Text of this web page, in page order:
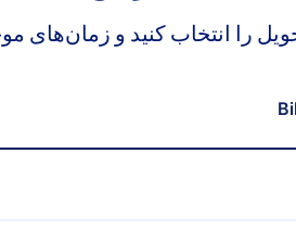
را انتخاب کنید و زمان‌های